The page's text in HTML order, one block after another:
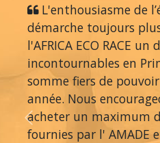
L'enthousiasme de
démarche toujours
l'AFRICA ECO RACE un
incontournables en
somme fiers de
année. Nous
acheter un maximum
fournies par l' AMADE
Previous